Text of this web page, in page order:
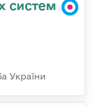
систем
України